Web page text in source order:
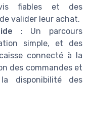
fiables et des
valider leur achat.
: Un parcours
simple, et des
connecté à la
des commandes et
disponibilité des